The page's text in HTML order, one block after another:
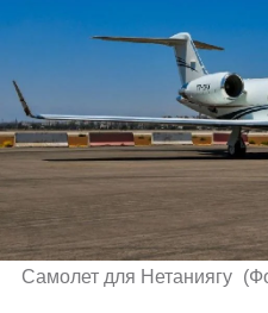
Самолет для Нетаниягу (